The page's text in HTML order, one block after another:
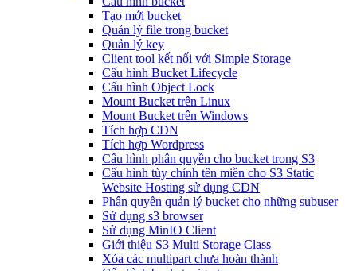
Tạo mới bucket
Quản lý file trong bucket
Quản lý key
Client tool kết nối với Simple Storage
Cấu hình Bucket Lifecycle
Cấu hình Object Lock
Mount Bucket trên Linux
Mount Bucket trên Windows
Tích hợp CDN
Tích hợp Wordpress
Cấu hình phân quyền cho bucket trong S3
Cấu hình tùy chỉnh tên miền cho S3 Static
Website Hosting sử dụng CDN
Phân quyền quản lý bucket cho những subuser
Sử dụng s3 browser
Sử dụng MinIO Client
Giới thiệu S3 Multi Storage Class
Xóa các multipart chưa hoàn thành